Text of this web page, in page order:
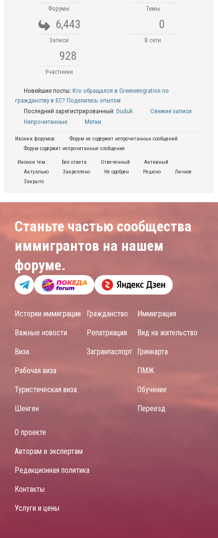
Форумы Темы
6,443
Записи
0
В сети
928
Участники
Новейшие посты: Кто обращался в Greenemigration по
гражданству в ЕС? Поделитесь опытом
Последний зарегистрированный: Duduk
Свежие записи
Непрочитанные
Метки
Иконки форумов:
Форум не содержит непрочитанных сообщений
Форум содержит непрочитанные сообщения
Иконки тем : Без ответа Отвеченный
Активный
Актуально
Закреплено Не одобрен Решено
Личное
Закрыто
Станьте частью сообщества
иммигрантов на нашем
форуме.
Истории иммиграции
Важные новости
Виза
Рабочая виза
Туристическая виза
Шенген
Гражданство
Репатриация
Загранпаспорт
Иммиграция
Вид на жительство
Гринкарта
ПМЖ
Обучение
Переезд
О проекте
Авторам и экспертам
Редакционная политика
Контакты
Услуги и цены